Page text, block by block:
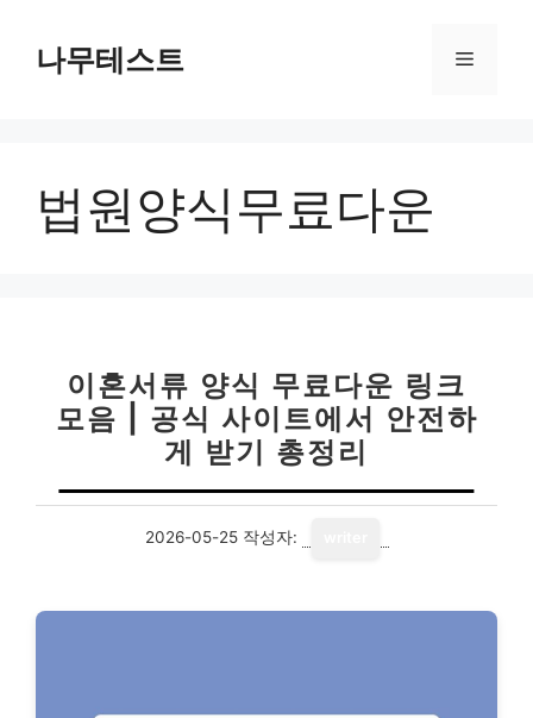
나무테스트 메
법원양식무료다운
이혼서류 양식 무료다운 링크
모음 | 공식 사이트에서 안전하
게 받기 총정리
2026-05-25 작성자: